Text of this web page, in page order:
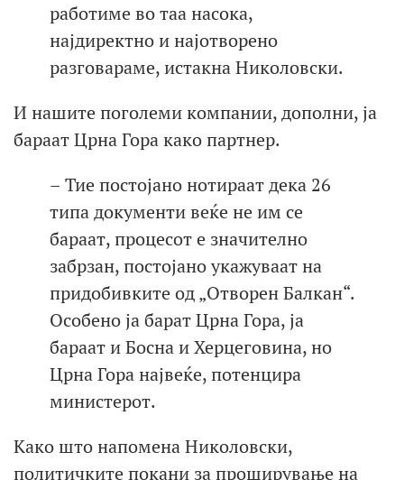
работиме во таа насока,
најдиректно и најотворено
разговараме, истакна Николовски.
И нашите поголеми компании, дополни, ја
бараат Црна Гора како партнер.
– Тие постојано нотираат дека 26
типа документи веќе не им се
бараат, процесот е значително
забрзан, постојано укажуваат на
придобивките од „Отворен Балкан“.
Особено ја барат Црна Гора, ја
бараат и Босна и Херцеговина, но
Црна Гора највеќе, потенцира
министерот.
Како што напомена Николовски,
политичките покани за проширување на